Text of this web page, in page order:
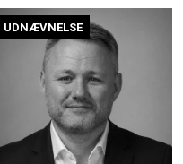
UDNÆVNELSE